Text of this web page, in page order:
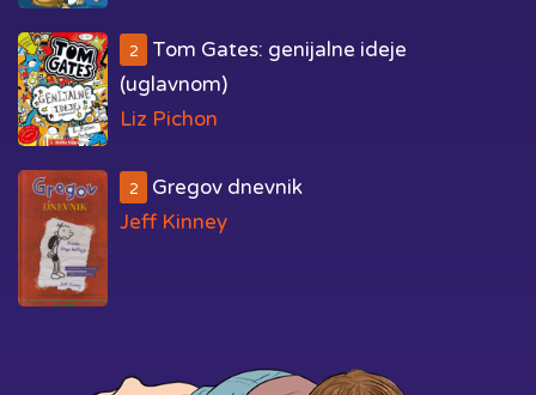
2
Tom Gates: genijalne ideje
(uglavnom)
Liz Pichon
2
Gregov dnevnik
Jeff Kinney